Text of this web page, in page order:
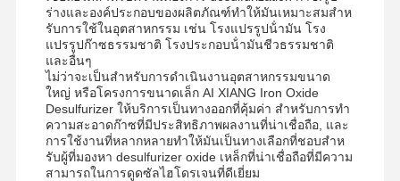
ร่างและองค์ประกอบของผลิตภัณฑ์ทําให้มันเหมาะสมสําห
รับการใช้ในอุตสาหกรรม เช่น โรงแปรรูปน้ํามัน โรง
แปรรูปก๊าซธรรมชาติ โรงประกอบน้ํามันชีวธรรมชาติ
และอื่นๆ
ไม่ว่าจะเป็นสําหรับการดําเนินงานอุตสาหกรรมขนาด
ใหญ่ หรือโครงการขนาดเล็ก AI XIANG Iron Oxide
Desulfurizer ให้บริการเป็นทางออกที่คุ้มค่า สําหรับการทํา
ความสะอาดก๊าซที่มีประสิทธิภาพผลงานที่น่าเชื่อถือ, และ
การใช้งานที่หลากหลายทําให้มันเป็นทางเลือกที่ชอบสําห
รับผู้ที่มองหา desulfurizer oxide เหล็กที่น่าเชื่อถือที่มีความ
สามารถในการดูดซัลไฮโดรเจนที่ดีเยี่ยม